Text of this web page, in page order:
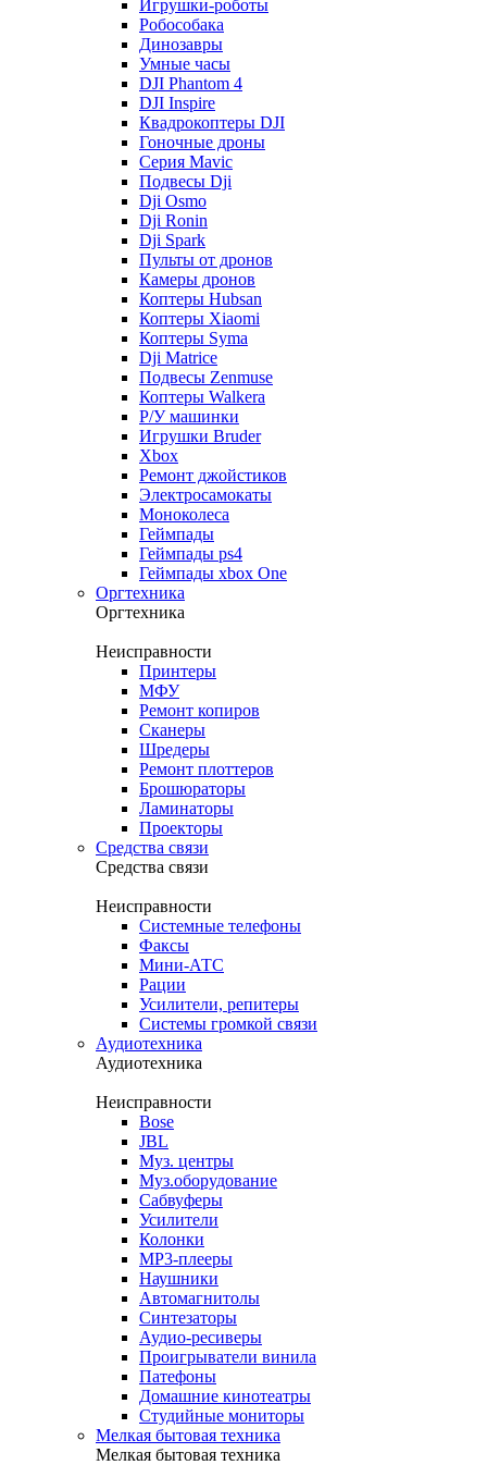
Игрушки-роботы
Робособака
Динозавры
Умные часы
DJI Phantom 4
DJI Inspire
Квадрокоптеры DJI
Гоночные дроны
Серия Mavic
Подвесы Dji
Dji Osmo
Dji Ronin
Dji Spark
Пульты от дронов
Камеры дронов
Коптеры Hubsan
Коптеры Xiaomi
Коптеры Syma
Dji Matrice
Подвесы Zenmuse
Коптеры Walkera
Р/У машинки
Игрушки Bruder
Xbox
Ремонт джойстиков
Электросамокаты
Моноколеса
Геймпады
Геймпады ps4
Геймпады xbox One
Оргтехника
Оргтехника
Неисправности
Принтеры
МФУ
Ремонт копиров
Сканеры
Шредеры
Ремонт плоттеров
Брошюраторы
Ламинаторы
Проекторы
Средства связи
Средства связи
Неисправности
Системные телефоны
Факсы
Мини-АТС
Рации
Усилители, репитеры
Системы громкой связи
Аудиотехника
Аудиотехника
Неисправности
Bose
JBL
Муз. центры
Муз.оборудование
Сабвуферы
Усилители
Колонки
MP3-плееры
Наушники
Автомагнитолы
Синтезаторы
Аудио-ресиверы
Проигрыватели винила
Патефоны
Домашние кинотеатры
Студийные мониторы
Мелкая бытовая техника
Мелкая бытовая техника